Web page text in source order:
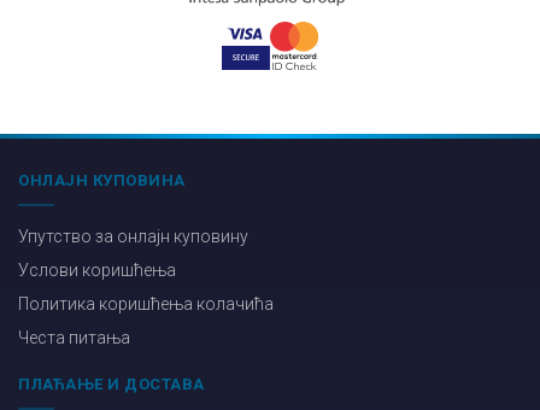
ОНЛАЈН КУПОВИНА
Упутство за онлајн куповину
Услови коришћења
Политика коришћења колачића
Честа питања
ПЛАЋАЊЕ И ДОСТАВА